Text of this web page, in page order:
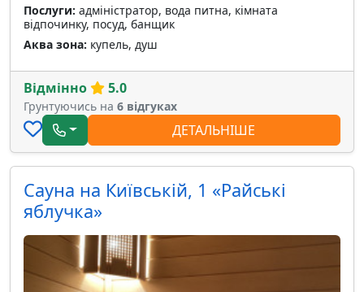
Послуги: адміністратор, вода питна, кімната
відпочинку, посуд, банщик
Аква зона: купель, душ
Відмінно 5.0
Грунтуючись на 6 відгуках
ДЕТАЛЬНІШЕ
Сауна на Київській, 1 «Райські
яблучка»